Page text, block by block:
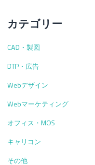
カテゴリー
CAD・製図
DTP・広告
Webデザイン
Webマーケティング
オフィス・MOS
キャリコン
その他